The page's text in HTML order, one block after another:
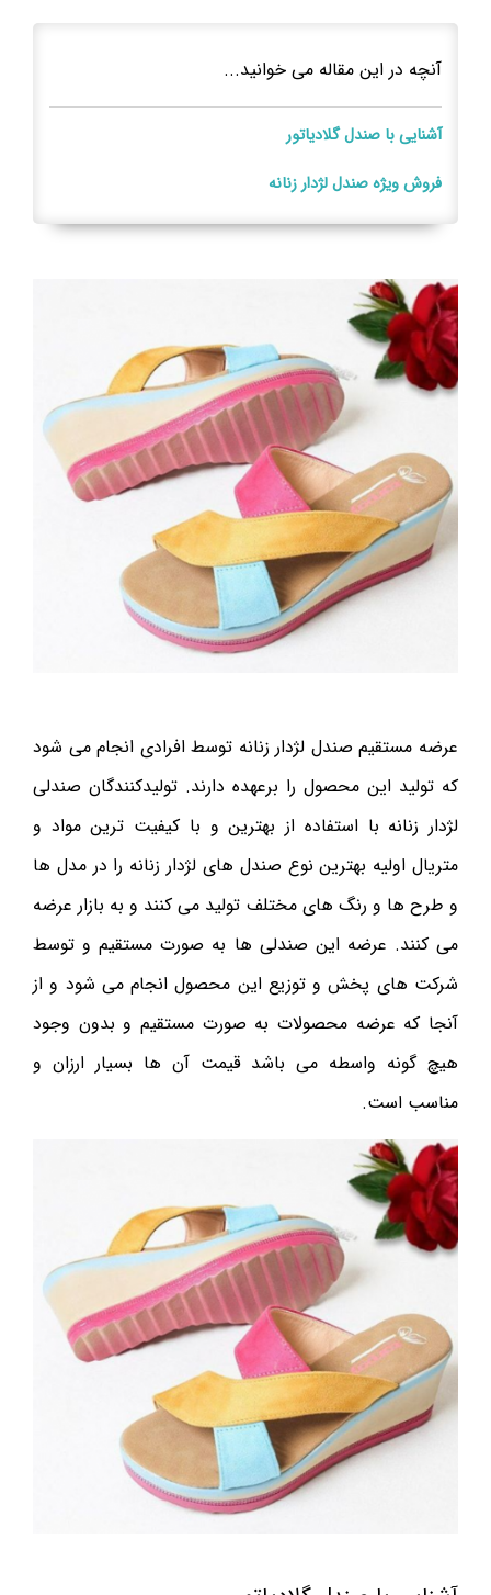
آنچه در این مقاله می خوانید...
آشنایی با صندل گلادیاتور
فروش ویژه صندل لژدار زنانه
عرضه مستقیم صندل لژدار زنانه توسط افرادی انجام می ‌شود
که تولید این محصول را برعهده دارند. تولیدکنندگان صندلی
لژدار زنانه با استفاده از بهترین و با کیفیت ترین مواد و
متریال اولیه بهترین نوع صندل های لژدار زنانه را در مدل ها
و طرح ها و رنگ های مختلف تولید می ‌کنند و به بازار عرضه
می‌ کنند. عرضه این صندلی ها به صورت مستقیم و توسط
شرکت های پخش و توزیع این محصول انجام می ‌شود و از
آنجا که عرضه محصولات به صورت مستقیم و بدون وجود
هیچ گونه واسطه می باشد قیمت آن ها بسیار ارزان و
مناسب است.